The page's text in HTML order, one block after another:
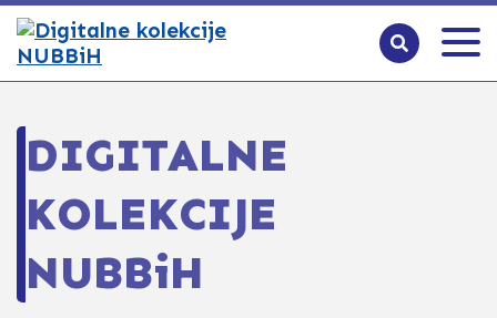
DIGITALNE
KOLEKCIJE
NUBBiH